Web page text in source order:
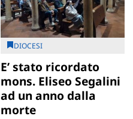
DIOCESI
E’ stato ricordato
mons. Eliseo Segalini
ad un anno dalla
morte